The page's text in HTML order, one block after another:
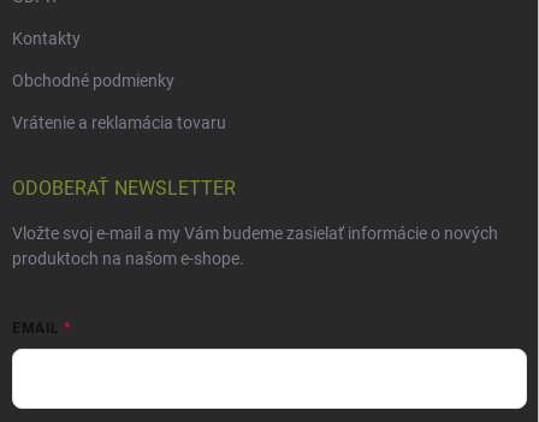
Kontakty
Obchodné podmienky
Vrátenie a reklamácia tovaru
ODOBERAŤ NEWSLETTER
Vložte svoj e-mail a my Vám budeme zasielať informácie o nových
produktoch na našom e-shope.
EMAIL